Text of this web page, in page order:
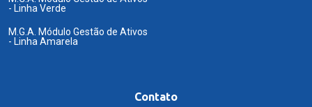
- Linha Verde
M.G.A. Módulo Gestão de Ativos
- Linha Amarela
Contato